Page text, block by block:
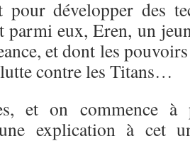
pour développer des
parmi eux, Eren, un
et dont les
contre les Titans…
et on commence à
explication à cet